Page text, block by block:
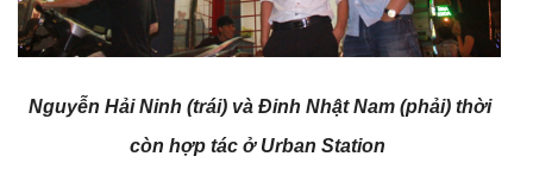
Nguyễn Hải Ninh (trái) và Đinh Nhật Nam (phải) thời
còn hợp tác ở Urban Station